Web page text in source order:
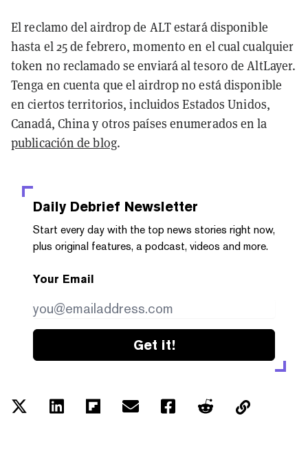
El reclamo del airdrop de ALT estará disponible
hasta el 25 de febrero, momento en el cual cualquier
token no reclamado se enviará al tesoro de AltLayer.
Tenga en cuenta que el airdrop no está disponible
en ciertos territorios, incluidos Estados Unidos,
Canadá, China y otros países enumerados en la
publicación de blog.
Daily Debrief Newsletter
Start every day with the top news stories right now,
plus original features, a podcast, videos and more.
Your Email
Get it!